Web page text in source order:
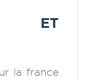
ET
la france